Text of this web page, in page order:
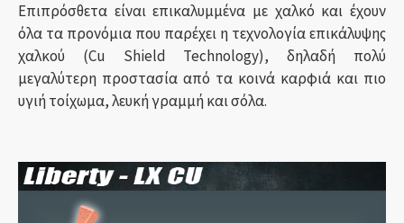
Επιπρόσθετα είναι επικαλυμμένα με χαλκό και έχουν
όλα τα προνόμια που παρέχει η τεχνολογία επικάλυψης
χαλκού (Cu Shield Technology), δηλαδή πολύ
μεγαλύτερη προστασία από τα κοινά καρφιά και πιο
υγιή τοίχωμα, λευκή γραμμή και σόλα.